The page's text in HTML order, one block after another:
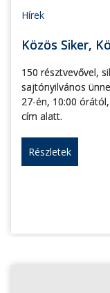
Hírek
Közös Siker,
150 résztvevővel,
sajtónyilvános
27-én, 10:00
cím alatt.
Részletek